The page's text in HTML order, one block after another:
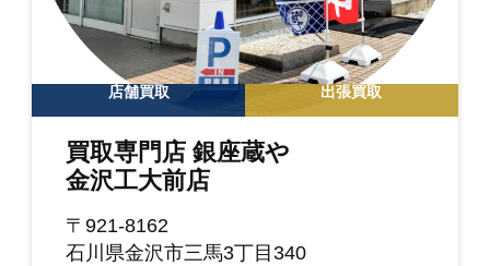
店舗買取 出張買取
買取専門店 銀座蔵や
金沢工大前店
〒921-8162
石川県金沢市三馬3丁目340